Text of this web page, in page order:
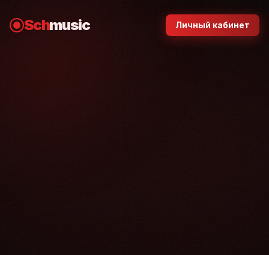
Schmusic Личный кабинет